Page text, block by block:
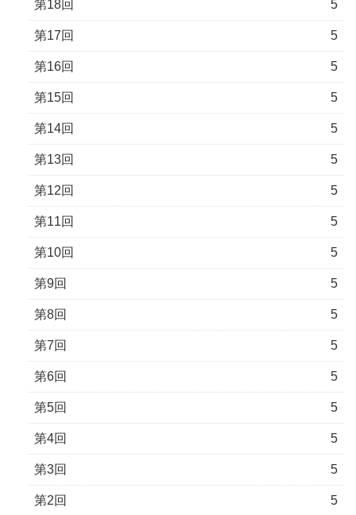
第18回 5
第17回 5
第16回 5
第15回 5
第14回 5
第13回 5
第12回 5
第11回 5
第10回 5
第9回 5
第8回 5
第7回 5
第6回 5
第5回 5
第4回 5
第3回 5
第2回 5